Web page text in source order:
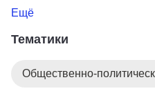
Общественно-
нормативные акты.
Ещё
Тематики
Общественно-